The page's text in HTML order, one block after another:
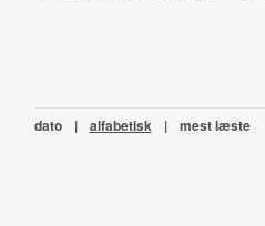
dato | alfabetisk | mest læste